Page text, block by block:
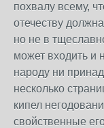
похвалу всему,
отечеству
но не в
может входить и
народу ни
несколько
кипел
свойственные